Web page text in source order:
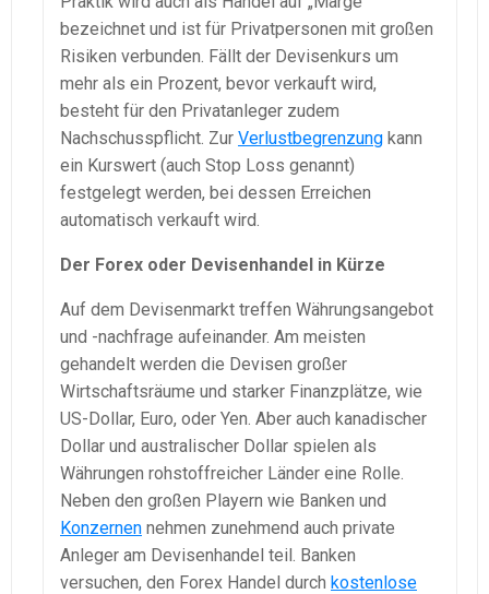
bezeichnet und ist für Privatpersonen mit großen
Risiken verbunden. Fällt der Devisenkurs um
mehr als ein Prozent, bevor verkauft wird,
besteht für den Privatanleger zudem
Nachschusspflicht. Zur Verlustbegrenzung kann
ein Kurswert (auch Stop Loss genannt)
festgelegt werden, bei dessen Erreichen
automatisch verkauft wird.
Der Forex oder Devisenhandel in Kürze
Auf dem Devisenmarkt treffen Währungsangebot
und -nachfrage aufeinander. Am meisten
gehandelt werden die Devisen großer
Wirtschaftsräume und starker Finanzplätze, wie
US-Dollar, Euro, oder Yen. Aber auch kanadischer
Dollar und australischer Dollar spielen als
Währungen rohstoffreicher Länder eine Rolle.
Neben den großen Playern wie Banken und
Konzernen nehmen zunehmend auch private
Anleger am Devisenhandel teil. Banken
versuchen, den Forex Handel durch kostenlose